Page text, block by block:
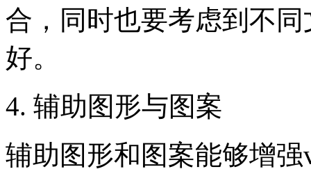
合，同时也要考虑到不
好。
4. 辅助图形与图案
辅助图形和图案能够增